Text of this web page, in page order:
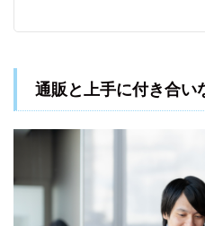
通販と上手に付き合い